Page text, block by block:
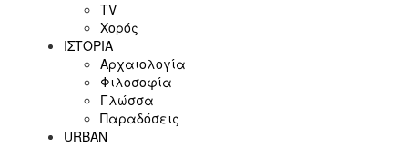
ΤV
Χορός
ΙΣΤΟΡΙΑ
Αρχαιολογία
Φιλοσοφία
Γλώσσα
Παραδόσεις
URBAN